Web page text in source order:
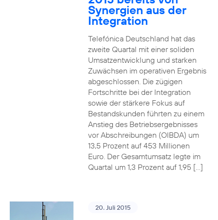
Synergien aus der
Integration
Telefónica Deutschland hat das
zweite Quartal mit einer soliden
Umsatzentwicklung und starken
Zuwächsen im operativen Ergebnis
abgeschlossen. Die zügigen
Fortschritte bei der Integration
sowie der stärkere Fokus auf
Bestandskunden führten zu einem
Anstieg des Betriebsergebnisses
vor Abschreibungen (OIBDA) um
13,5 Prozent auf 453 Millionen
Euro. Der Gesamtumsatz legte im
Quartal um 1,3 Prozent auf 1,95 […]
20. Juli 2015